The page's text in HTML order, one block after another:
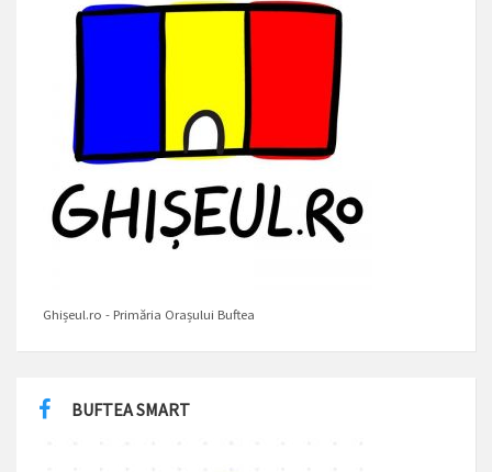
Ghișeul.ro - Primăria Orașului Buftea
BUFTEA SMART